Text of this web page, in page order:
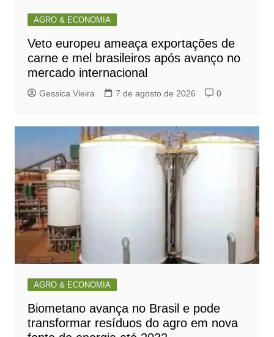
AGRO & ECONOMIA
Veto europeu ameaça exportações de
carne e mel brasileiros após avanço no
mercado internacional
Gessica Vieira 7 de agosto de 2026 0
AGRO & ECONOMIA
Biometano avança no Brasil e pode
transformar resíduos do agro em nova